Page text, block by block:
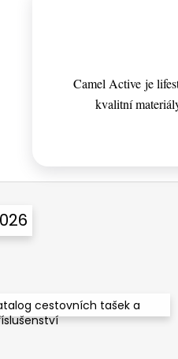
Camel Active je
kvalitní
cestovních tašek a